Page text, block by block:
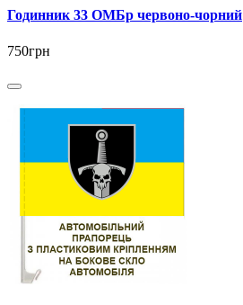
Годинник 33 ОМБр червоно-чорний
750грн